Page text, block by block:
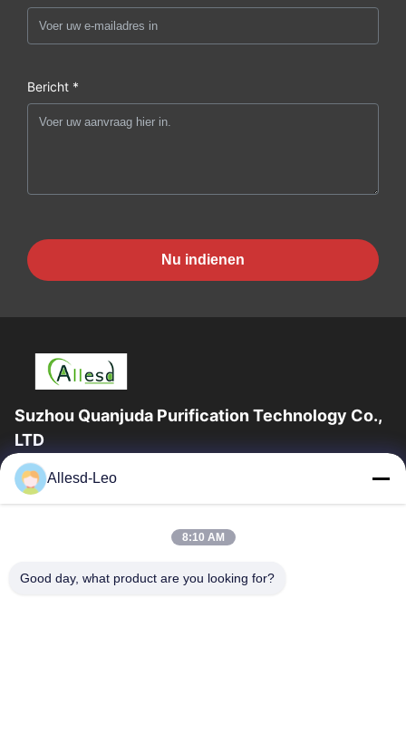
Bericht *
Nu indienen
Suzhou Quanjuda Purification Technology Co.,
LTD
16years ervaring, als belangrijke fabrikant en exporteur van
ESD & Cleanroom producten, bieden wij een volledige lijn van
Huis
Producten
Allesd-Leo
8:10 AM
Good day, what product are you looking for?